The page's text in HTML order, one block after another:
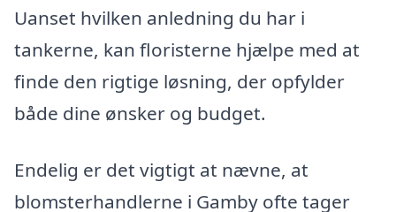
Uanset hvilken anledning du har i
tankerne, kan floristerne hjælpe med at
finde den rigtige løsning, der opfylder
både dine ønsker og budget.
Endelig er det vigtigt at nævne, at
blomsterhandlerne i Gamby ofte tager